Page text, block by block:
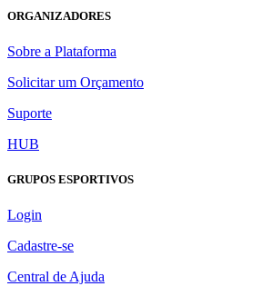
ORGANIZADORES
Sobre a Plataforma
Solicitar um Orçamento
Suporte
HUB
GRUPOS ESPORTIVOS
Login
Cadastre-se
Central de Ajuda